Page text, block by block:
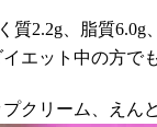
質2.2g、脂質
エット中の方で
クリーム、えん